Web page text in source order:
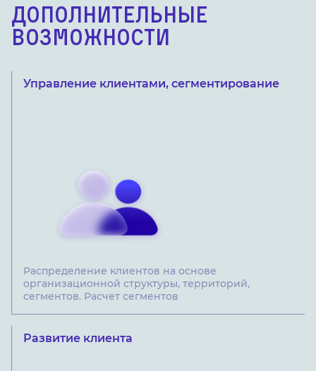
ДОПОЛНИТЕЛЬНЫЕ
ВОЗМОЖНОСТИ
Управление клиентами, сегментирование
Распределение клиентов на основе
организационной структуры, территорий,
сегментов. Расчет сегментов
Развитие клиента